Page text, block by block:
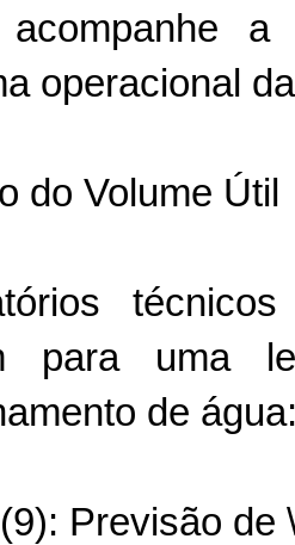
acompanhe
operacional
do Volume Útil
para uma
de
Previsão de